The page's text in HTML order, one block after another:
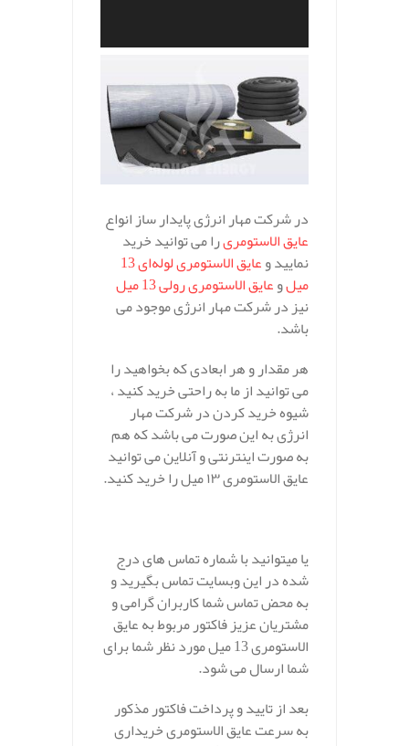
در شرکت مهار انرژی پایدار ساز انواع
عایق الاستومریرا می توانید خرید
نمایید و عایق الاستومری لوله‌ای 13
میلوعایق الاستومری رولی 13 میل
نیز در شرکت مهار انرژی موجود می
باشد.
هر مقدار و هر ابعادی که بخواهید را
می توانید از ما به راحتی خرید کنید ،
شیوه خرید کردن در شرکت مهار
انرژی به این صورت می باشد که هم
به صورت اینترنتی و آنلاین می توانید
عایق الاستومری ۱۳ میل را خرید کنید.
یا میتوانید با شماره تماس های درج
شده در این وبسایت تماس بگیرید و
به محض تماس شما کاربران گرامی و
مشتریان عزیز فاکتور مربوط به عایق
الاستومری 13 میل مورد نظر شما برای
شما ارسال می شود.
بعد از تایید و پرداخت فاکتور مذکور
به سرعت عایق الاستومری خریداری